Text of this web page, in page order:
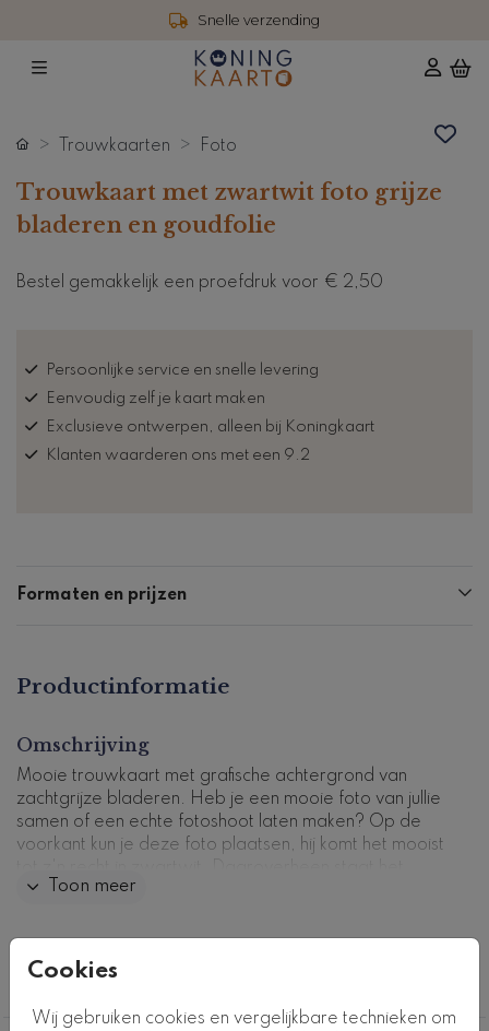
Snelle verzending
Cookies
Wij gebruiken cookies en vergelijkbare technieken om
Trouwkaarten Foto
Trouwkaart met zwartwit foto grijze
bladeren en goudfolie
Bestel gemakkelijk een proefdruk voor € 2,50
Persoonlijke service en snelle levering
Eenvoudig zelf je kaart maken
Exclusieve ontwerpen, alleen bij Koningkaart
Klanten waarderen ons met een 9.2
Formaten en prijzen
Productinformatie
Omschrijving
Mooie trouwkaart met grafische achtergrond van
zachtgrijze bladeren. Heb je een mooie foto van jullie
samen of een echte fotoshoot laten maken? Op de
voorkant kun je deze foto plaatsen, hij komt het mooist
woordje 'trouwen' in goudfolie. Bestel een drukproef
even in het echt te zien.
Kaartcode: FD-T0310-2
Toon meer
Collectie